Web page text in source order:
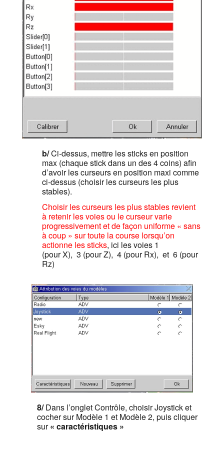
b/Ci-dessus, mettre les sticks en position
max (chaque stick dans un des 4 coins) afin
d’avoir les curseurs en position maxi comme
ci-dessus (choisir les curseurs les plus
stables).
Choisir les curseurs les plus stables revient
à retenir les voies ou le curseur varie
progressivement et de façon uniforme « sans
à coup » sur toute la course lorsqu’on
actionne les sticks, ici les voies 1
(pour X), 3 (pour Z), 4 (pour Rx), et 6 (pour
Rz)
8/Dans l’onglet Contrôle, choisir Joystick et
cocher sur Modèle 1 et Modèle 2, puis cliquer
sur«caractéristiques »